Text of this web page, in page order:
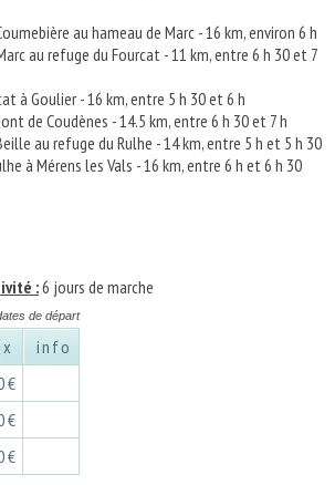
au hameau de Marc - 16 km, environ 6 h
au refuge du Fourcat - 11 km, entre 6 h 30 et 7
à Goulier - 16 km, entre 5 h 30 et 6 h
de Coudènes - 14.5 km, entre 6 h 30 et 7 h
au refuge du Rulhe - 14 km, entre 5 h et 5 h 30
à Mérens les Vals - 16 km, entre 6 h et 6 h 30
:6 jours de marche
de départ
info
€
€
€